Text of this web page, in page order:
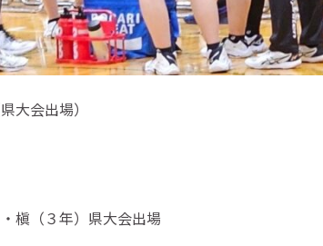
大会出場）
槇（３年）県大会出場